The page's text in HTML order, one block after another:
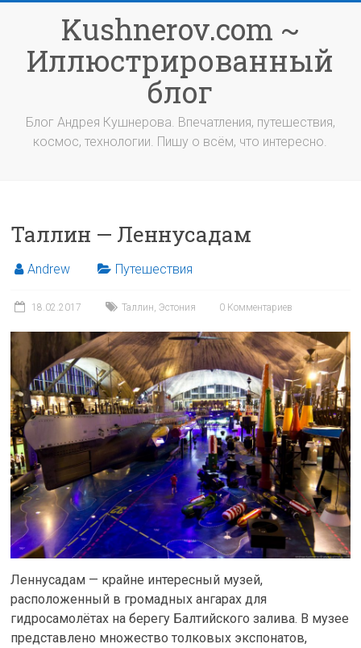
содержимомуKushnerov.com ~
Иллюстрированный
блог
Блог Андрея Кушнерова. Впечатления, путешествия,
космос, технологии. Пишу о всём, что интересно.
Таллин — Леннусадам
Andrew Путешествия
18.02.2017 Таллин,Эстония 0 Комментариев
Леннусадам — крайне интересный музей,
расположенный в громадных ангарах для
гидросамолётах на берегу Балтийского залива. В музее
представлено множество толковых экспонатов,